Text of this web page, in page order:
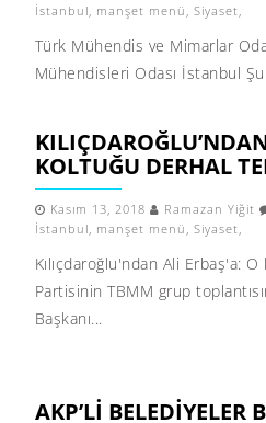
İstanbul, manşet menü , Siyaset,
Türk Mühendis ve Mimarlar
Mühendisleri Odası İstanbul
KOLTUĞU DERHAL
Kasım 13, 2018 Ramazan Yiğit
İstanbul, manşet menü , Siyaset,
Kılıçdaroğlu'ndan Ali Erbaş'a:
Partisinin TBMM grup
Başkanı...
AKP’LI BELEDIYELER